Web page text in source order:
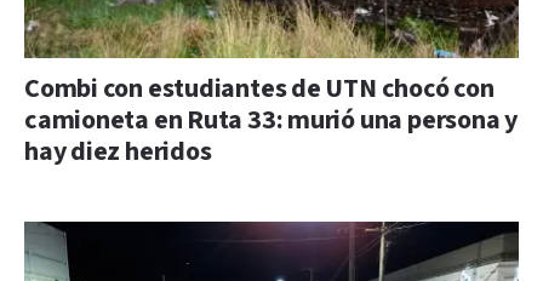
Combi con estudiantes de UTN chocó con
camioneta en Ruta 33: murió una persona y
hay diez heridos